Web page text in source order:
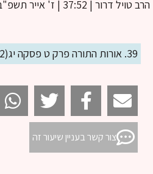
טויל דרור| 37:52 | ז' אייר תשפ"ב
39. אורות התורה פרק ט פסקה יג(2)
צור קשר בעניין שיעור זה